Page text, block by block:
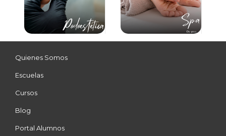
Quienes Somos
Escuelas
Cursos
Blog
Portal Alumnos